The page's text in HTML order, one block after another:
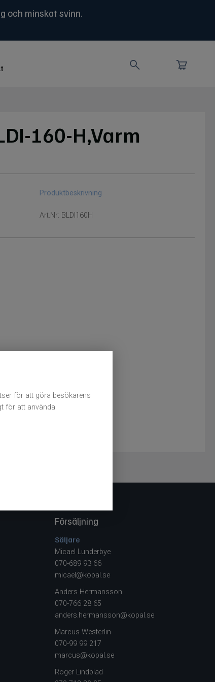
för att göra besökarens
för att använda
och minskat svinn.
160-H,Varm
Produktbeskrivning
Art.Nr: BLDI160H
Försäljning
Säljare
Micael Lunderbye
070-689 93 66
micael@kopal.se
Anders Hermansson
070-766 28 65
anders.hermansson@kopal.se
Marcus Westerlin
070-99 99 217
marcus@kopal.se
Roger Lindblad